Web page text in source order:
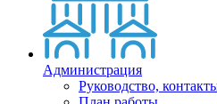
Администрация
Руководство,